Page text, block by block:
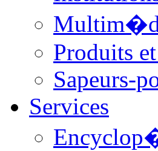
Produits
Sapeurs-
Services